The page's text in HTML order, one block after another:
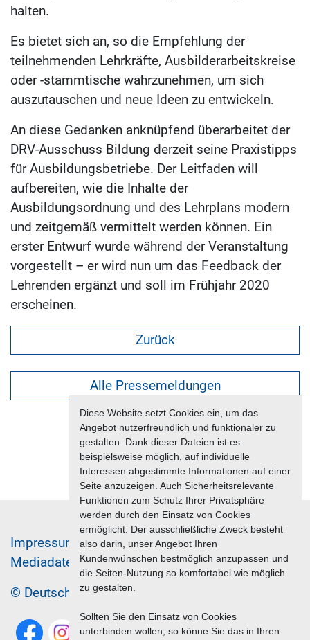
Diese Website setzt Cookies ein, um das
Angebot nutzerfreundlich und funktionaler zu
gestalten. Dank dieser Dateien ist es
beispielsweise möglich, auf individuelle
Interessen abgestimmte Informationen auf einer
Seite anzuzeigen. Auch Sicherheitsrelevante
Funktionen zum Schutz Ihrer Privatsphäre
werden durch den Einsatz von Cookies
ermöglicht. Der ausschließliche Zweck besteht
also darin, unser Angebot Ihren
Kundenwünschen bestmöglich anzupassen und
die Seiten-Nutzung so komfortabel wie möglich
zu gestalten.
Sollten Sie den Einsatz von Cookies
unterbinden wollen, so könne Sie das in Ihren
halten.
Es bietet sich an, so die Empfehlung der
teilnehmenden Lehrkräfte, Ausbilderarbeitskreise
oder -stammtische wahrzunehmen, um sich
auszutauschen und neue Ideen zu entwickeln.
An diese Gedanken anknüpfend überarbeitet der
DRV-Ausschuss Bildung derzeit seine Praxistipps
für Ausbildungsbetriebe. Der Leitfaden will
aufbereiten, wie die Inhalte der
Ausbildungsordnung und des Lehrplans modern
und zeitgemäß vermittelt werden können. Ein
erster Entwurf wurde während der Veranstaltung
vorgestellt – er wird nun um das Feedback der
Lehrenden ergänzt und soll im Frühjahr 2020
erscheinen.
Zurück
Alle Pressemeldungen
Im­pres­sum & Da­ten­schutz
Me­di­a­da­ten & Mar­ke­ting­leis­tun­gen
Jobs
© Deutscher Reiseverband 2026